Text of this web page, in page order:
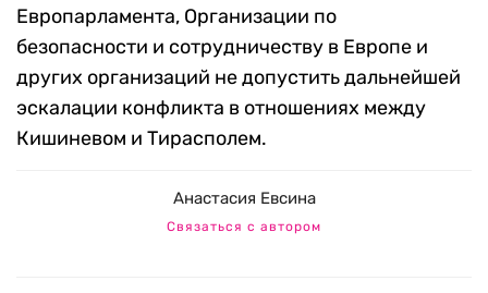
Европарламента, Организации по
безопасности и сотрудничеству в Европе и
других организаций не допустить дальнейшей
эскалации конфликта в отношениях между
Кишиневом и Тирасполем.
Анастасия Евсина
Связаться с автором